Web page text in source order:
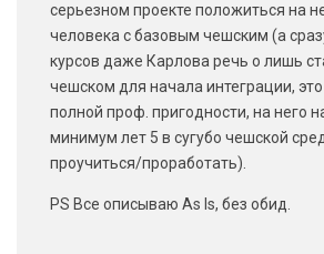
серьезном проекте положиться на
человека с базовым чешским (а
курсов даже Карлова речь о лишь
чешском для начала интеграции,
полной проф. пригодности, на него
минимум лет 5 в сугубо чешской
проучиться/проработать).
PS Все описываю As Is, без обид.